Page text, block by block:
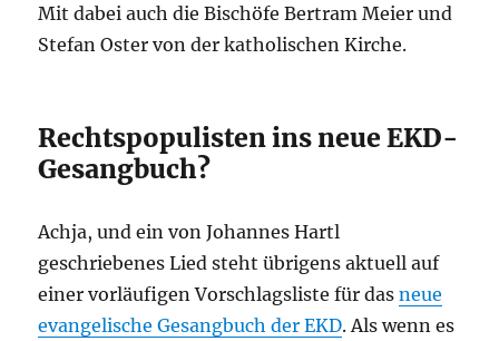
Mit dabei auch die Bischöfe Bertram Meier und
Stefan Oster von der katholischen Kirche.
Rechtspopulisten ins neue EKD-
Gesangbuch?
Achja, und ein von Johannes Hartl
geschriebenes Lied steht übrigens aktuell auf
einer vorläufigen Vorschlagsliste für dasneue
evangelische Gesangbuch der EKD. Als wenn es